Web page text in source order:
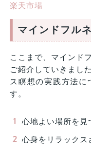
楽天市場
マインドフル
ここまで、マインド
ご紹介していきまし
ス瞑想の実践方法に
す。
心地よい場所を見
心身をリラックス